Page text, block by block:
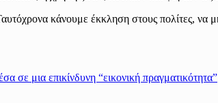
κάνουμε έκκληση στους πολίτες, να
σε μια επικίνδυνη “εικονική πραγματικότητα”